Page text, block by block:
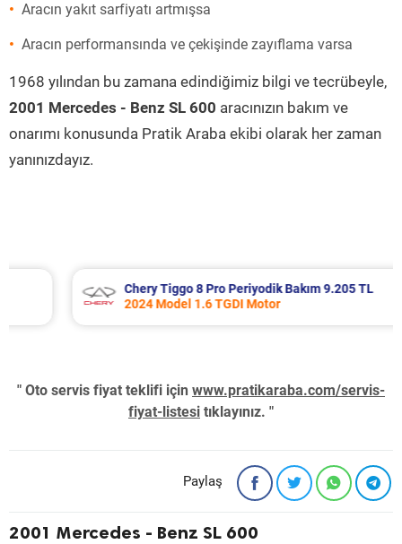
Aracın yakıt sarfiyatı artmışsa
Aracın performansında ve çekişinde zayıflama varsa
1968 yılından bu zamana edindiğimiz bilgi ve tecrübeyle,
2001 Mercedes - Benz SL 600 aracınızın bakım ve
onarımı konusunda Pratik Araba ekibi olarak her zaman
yanınızdayız.
Chery Tiggo 8 Pro Periyodik Bakım 9.205 TL
2024 Model 1.6 TGDI Motor
" Oto servis fiyat teklifi için www.pratikaraba.com/servis-
fiyat-listesi tıklayınız. "
Paylaş
2001 Mercedes - Benz SL 600